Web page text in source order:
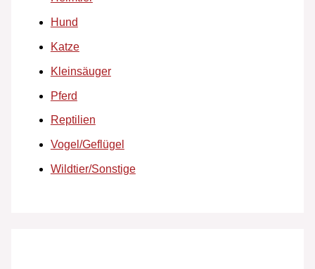
Hund
Katze
Kleinsäuger
Pferd
Reptilien
Vogel/Geflügel
Wildtier/Sonstige